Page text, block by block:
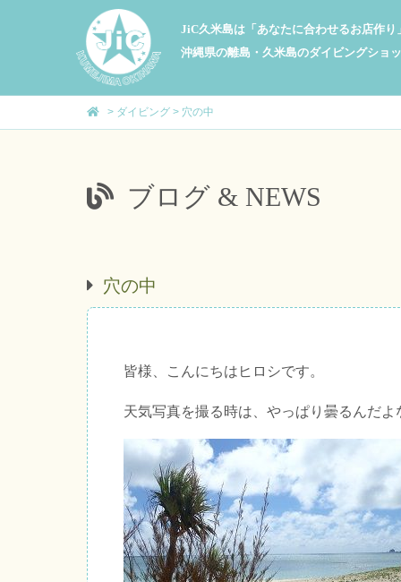
JiC久米島は「あなたに合わせるお店作
沖縄県の離島・久米島のダイビングショ
> ダイビング > 穴の中
ブログ & NEWS
穴の中
皆様、こんにちはヒロシです。
天気写真を撮る時は、やっぱり曇るんだよ